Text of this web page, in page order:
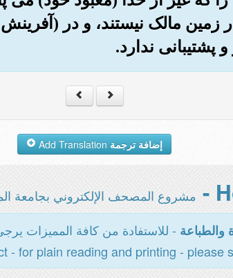
مالک نیستند، و در
و پشتیبانی ندارد.
إضافة ترجمة
مشروع المصحف الإلكتروني بجامعة
والطباعة - للاستفادة من كافة المميزات
- for plain reading and printing - please